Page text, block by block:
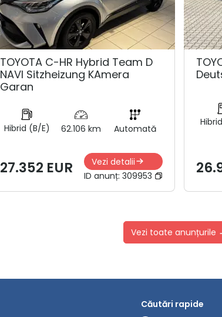
TOYOTA C-HR Hybrid Team D
NAVI Sitzheizung KAmera
Garan
Hibrid (B/E) 62.106 km Automată
27.352 EUR
Vezi detalii
ID anunț: 309953
Vezi toate anunțurile
Căutări rapide